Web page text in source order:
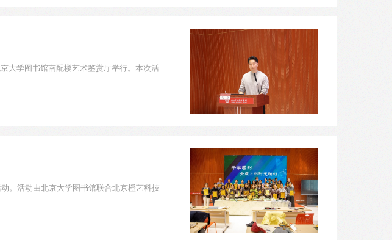
京大学图书馆南配楼艺术鉴赏厅举行。本次活
。活动由北京大学图书馆联合北京橙艺科技